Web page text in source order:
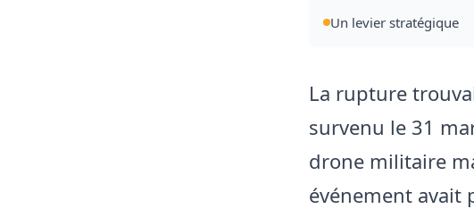
Un levier stratégique
La rupture
survenu le 31
drone militaire
événement avait